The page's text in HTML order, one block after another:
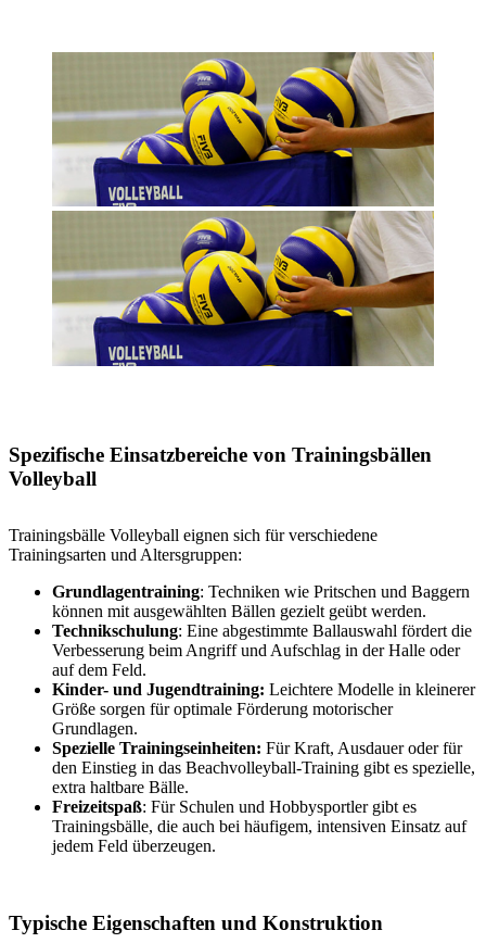
Spezifische Einsatzbereiche von Trainingsbällen
Volleyball
Trainingsbälle Volleyball eignen sich für verschiedene
Trainingsarten und Altersgruppen:
Grundlagentraining: Techniken wie Pritschen und Baggern
können mit ausgewählten Bällen gezielt geübt werden.
Technikschulung: Eine abgestimmte Ballauswahl fördert die
Verbesserung beim Angriff und Aufschlag in der Halle oder
auf dem Feld.
Kinder- und Jugendtraining: Leichtere Modelle in kleinerer
Größe sorgen für optimale Förderung motorischer
Grundlagen.
Spezielle Trainingseinheiten: Für Kraft, Ausdauer oder für
den Einstieg in das Beachvolleyball-Training gibt es spezielle,
extra haltbare Bälle.
Freizeitspaß: Für Schulen und Hobbysportler gibt es
Trainingsbälle, die auch bei häufigem, intensiven Einsatz auf
jedem Feld überzeugen.
Typische Eigenschaften und Konstruktion